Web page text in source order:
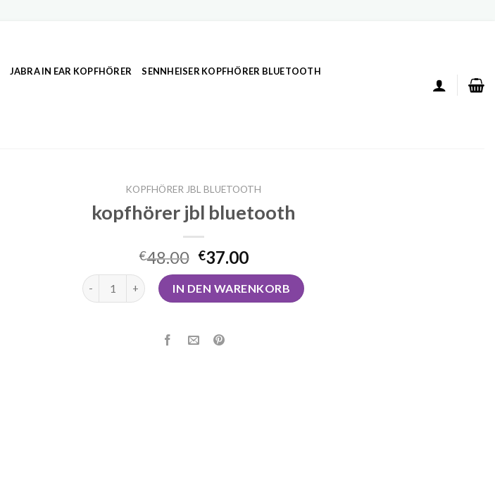
JABRA IN EAR KOPFHÖRER SENNHEISER KOPFHÖRER BLUETOOTH
KOPFHÖRER JBL BLUETOOTH
kopfhörer jbl bluetooth
€48.00 €37.00
kopfhörer jbl bluetooth MengeIN DEN WARENKORB